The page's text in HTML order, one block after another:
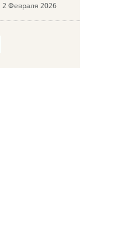
2 Февраля 2026